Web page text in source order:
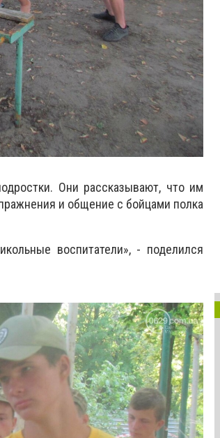
Они рассказывают, что им
и общение с бойцами полка
воспитатели», - поделился